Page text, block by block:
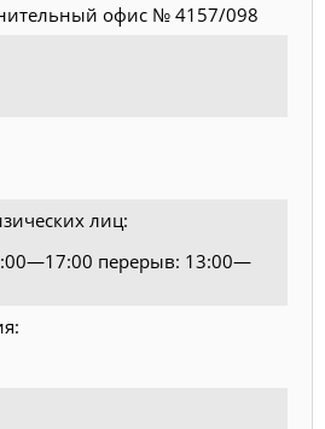
офис № 4157/098
лиц:
перерыв: 13:00—